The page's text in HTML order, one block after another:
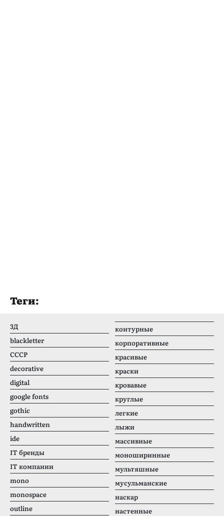
Теги:
3Д
blackletter
CCCР
decorative
digital
google fonts
gothic
handwritten
ide
IT бренды
IT компании
mono
monospace
outline
контурные
корпоративные
красивые
краски
кровавые
круглые
легкие
лыжи
массивные
моноширинные
мультяшные
мусульманские
наскар
настенные